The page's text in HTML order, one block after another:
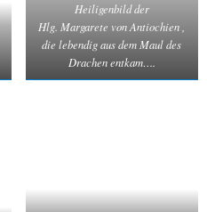
Heiligenbild der
Hlg. Margarete von Antiochien ,
die lebendig aus dem Maul des
Drachen entkam….